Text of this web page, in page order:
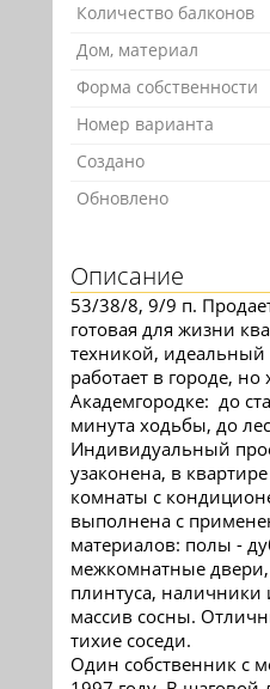
Количество балконов
Дом, материал
Форма собственности
Номер варианта
Создано
Обновлено
Описание
53/38/8, 9/9 п.
готовая для жизни
техникой, идеальный
работает в городе, но
Академгородке: до
минута ходьбы, до
Индивидуальный
узаконена, в
комнаты с
выполнена с
материалов: полы -
межкомнатные
плинтуса, наличники
массив сосны.
тихие соседи.
Один собственник с